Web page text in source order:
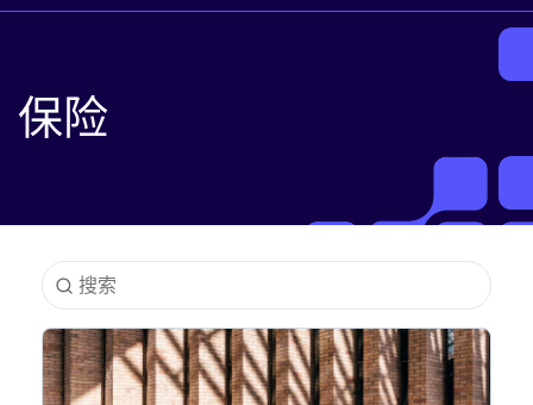
业务
工业
金融服务
保险